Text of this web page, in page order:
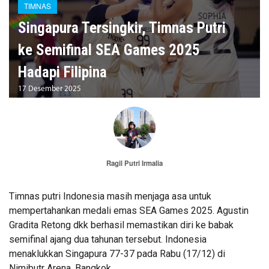
TIMNAS
Singapura Tersingkir, Timnas Putri
ke Semifinal SEA Games 2025
Hadapi Filipina
17 Desember 2025
Ragil Putri Irmalia
Timnas putri Indonesia masih menjaga asa untuk
mempertahankan medali emas SEA Games 2025. Agustin
Gradita Retong dkk berhasil memastikan diri ke babak
semifinal ajang dua tahunan tersebut. Indonesia
menaklukkan Singapura 77-37 pada Rabu (17/12) di